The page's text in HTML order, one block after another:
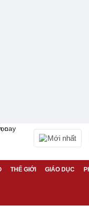
Mới nhất
THẾ GIỚI GIÁO DỤC